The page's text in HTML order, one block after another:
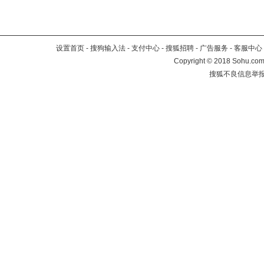
设置首页 - 搜狗输入法 - 支付中心 - 搜狐招聘 - 广告服务 - 客服中心
Copyright©2018
搜狐不良信息举